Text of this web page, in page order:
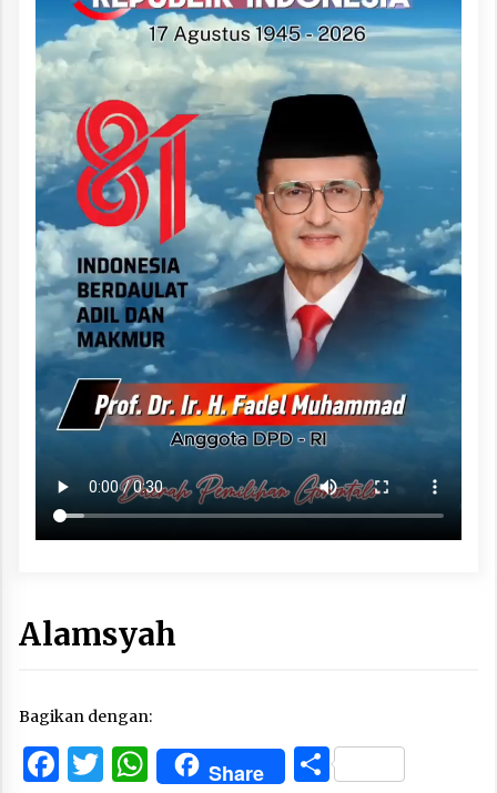
Alamsyah
Bagikan dengan:
Facebook
Twitter
WhatsApp
Share Share